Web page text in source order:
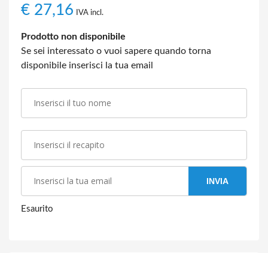
€ 27,16 IVA incl.
Prodotto non disponibile
Se sei interessato o vuoi sapere quando torna
disponibile inserisci la tua email
INVIA
Esaurito